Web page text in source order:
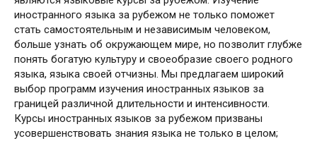
иностранного языка за рубежом не только поможет
стать самостоятельным и независимым человеком,
больше узнать об окружающем мире, но позволит глубже
понять богатую культуру и своеобразие своего родного
языка, языка своей отчизны. Мы предлагаем широкий
выбор программ изучения иностранных языков за
границей различной длительности и интенсивности.
Курсы иностранных языков за рубежом призваны
усовершенствовать знания языка не только в целом;